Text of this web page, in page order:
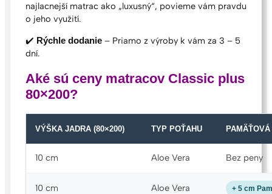
najlacnejší matrac ako „luxusný“, povieme vám pravdu
o jeho využití.
✔️ Rýchle dodanie– Priamo z výroby k vám za 3 – 5
dní.
Aké sú ceny matracov Classic plus
80×200?
VÝŠKA JADRA (80×200) TYP POŤAHU
10 cm Aloe Vera Bez peny
10 cm Aloe Vera + 5 cm